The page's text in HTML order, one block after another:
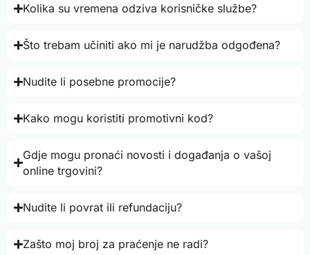
Kolika su vremena odziva korisničke službe?
Što trebam učiniti ako mi je narudžba odgođena?
Nudite li posebne promocije?
Kako mogu koristiti promotivni kod?
Gdje mogu pronaći novosti i događanja o vašoj
online trgovini?
Nudite li povrat ili refundaciju?
Zašto moj broj za praćenje ne radi?